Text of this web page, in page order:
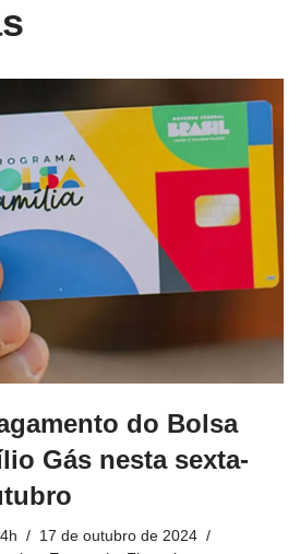
do Bolsa
Gás nesta sexta-
17 de outubro de 2024